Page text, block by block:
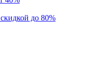
до 80%